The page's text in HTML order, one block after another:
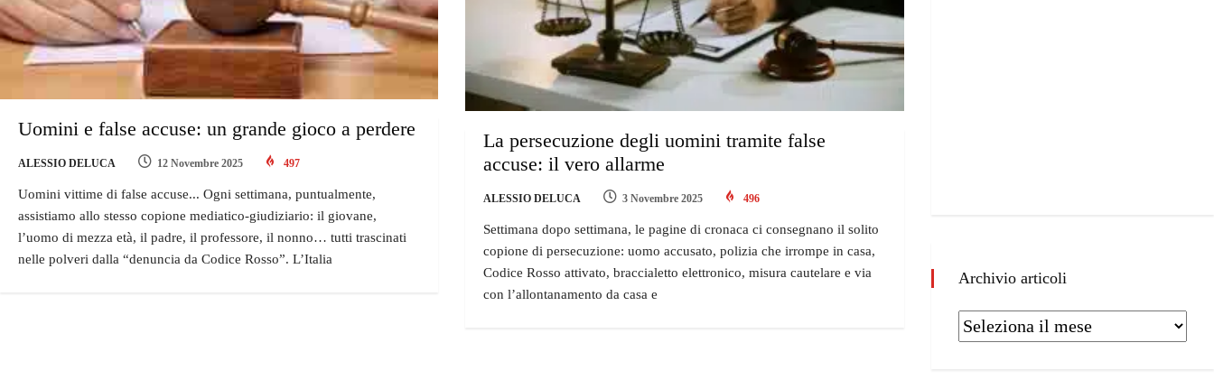
Uomini e false accuse: un grande gioco a perdere
ALESSIO DELUCA 12 Novembre 2025 497
Uomini vittime di false accuse... Ogni settimana, puntualmente,
assistiamo allo stesso copione mediatico-giudiziario: il giovane,
l’uomo di mezza età, il padre, il professore, il nonno… tutti trascinati
nelle polveri dalla “denuncia da Codice Rosso”. L’Italia
La persecuzione degli uomini tramite false
accuse: il vero allarme
ALESSIO DELUCA 3 Novembre 2025 496
Settimana dopo settimana, le pagine di cronaca ci consegnano il solito
copione di persecuzione: uomo accusato, polizia che irrompe in casa,
Codice Rosso attivato, braccialetto elettronico, misura cautelare e via
con l’allontanamento da casa e
Archivio articoli